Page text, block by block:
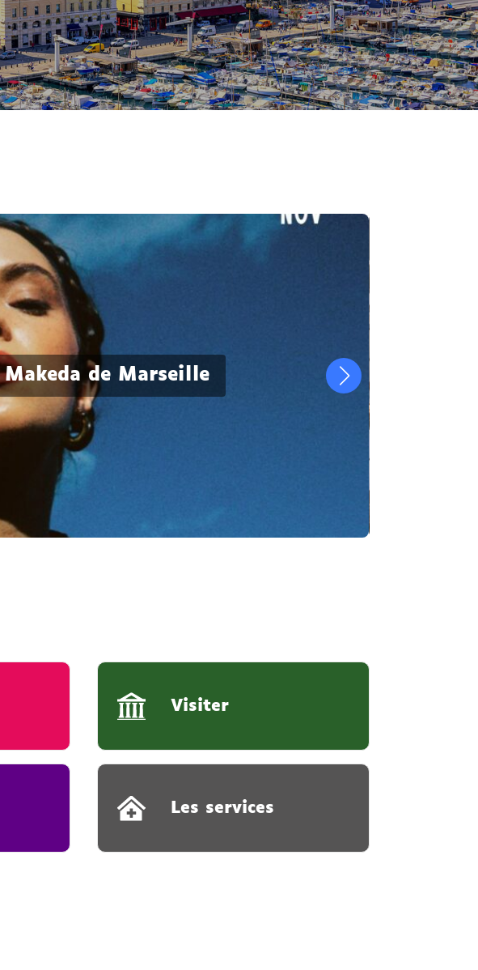
de Marseille
Visiter
Les services